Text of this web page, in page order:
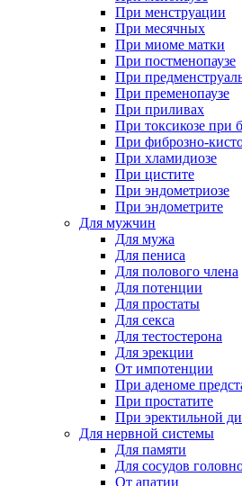
При менструации
При месячных
При миоме матки
При постменопаузе
При
При пременопаузе
При приливах
При токсикозе при
При фиброзно-
При хламидиозе
При цистите
При эндометриозе
При эндометрите
Для мужчин
Для мужа
Для пениса
Для полового члена
Для потенции
Для простаты
Для секса
Для тестостерона
Для эрекции
От импотенции
При аденоме
При простатите
При эректильной
Для нервной системы
Для памяти
Для сосудов
От апатии